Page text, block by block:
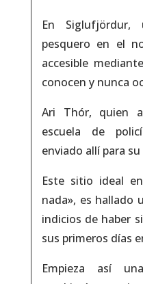
En Siglufjördur,
pesquero en el
accesible
conocen y nunca
Ari Thór, quien
escuela de
enviado allí para
Este sitio ideal
nada», es hallado
indicios de haber
sus primeros días
Empieza así